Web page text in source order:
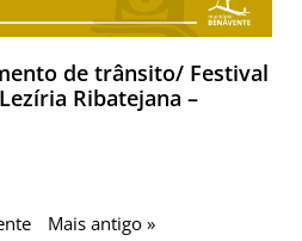
de trânsito/ Festival
Ribatejana –
Mais antigo »